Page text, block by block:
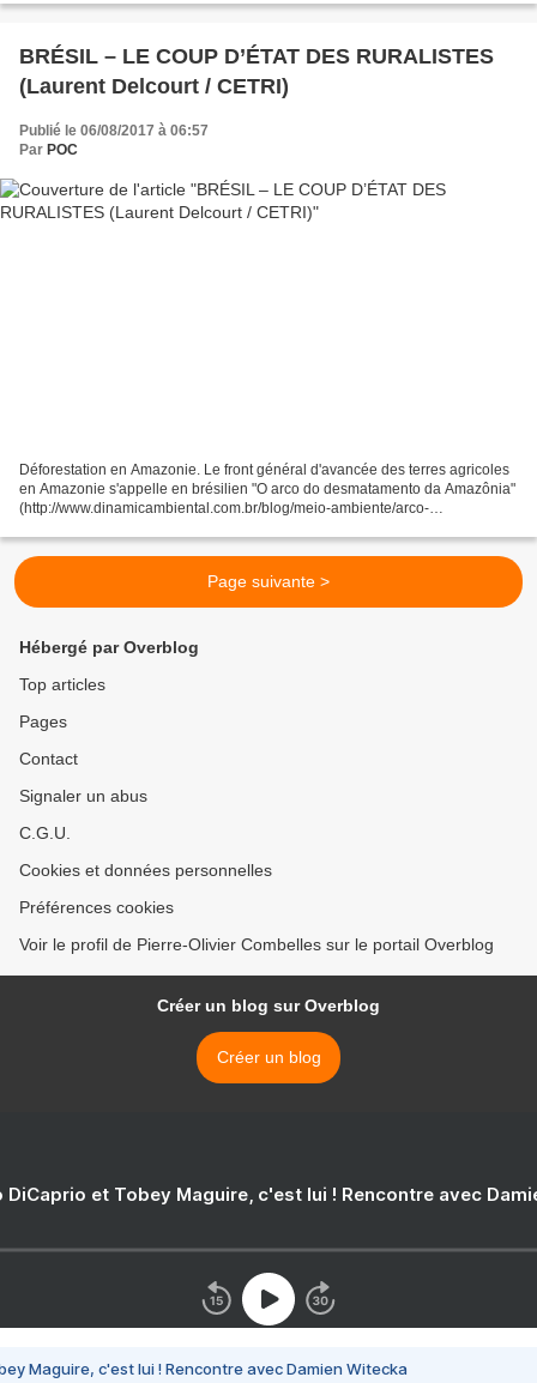
BRÉSIL – LE COUP D’ÉTAT DES RURALISTES
(Laurent Delcourt / CETRI)
Publié le 06/08/2017 à 06:57
Par POC
Déforestation en Amazonie. Le front général d'avancée des terres agricoles
en Amazonie s'appelle en brésilien "O arco do desmatamento da Amazônia"
(http://www.dinamicambiental.com.br/blog/meio-ambiente/arco-
Page suivante >
Hébergé par Overblog
Top articles
Pages
Contact
Signaler un abus
C.G.U.
Cookies et données personnelles
Préférences cookies
Voir le profil de Pierre-Olivier Combelles sur le portail Overblog
Créer un blog sur Overblog
Créer un blog
DiCaprio et Tobey Maguire, c'est lui ! Rencontre avec
Maguire, c'est lui ! Rencontre avec Damien Witecka